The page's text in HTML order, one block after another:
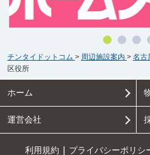
チンタイドットコム > 周辺施設案内 > 名古
区役所
ホーム
運営会社
利用規約 プライバシーポリシ